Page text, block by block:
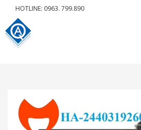
HOTLINE: 0963. 799.890